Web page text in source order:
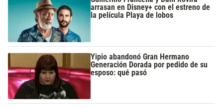
arrasan en Disney+ con el estreno de
la película Playa de lobos
Yipio abandonó Gran Hermano
Generación Dorada por pedido de su
esposo: qué pasó